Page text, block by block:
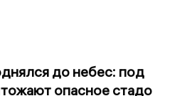
до небес: под
опасное стадо